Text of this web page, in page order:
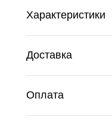
Характеристики
Доставка
Оплата